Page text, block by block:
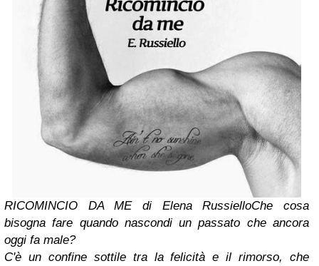
RICOMINCIO DA ME di Elena RussielloChe cosa
bisogna fare quando nascondi un passato che ancora
oggi fa male?
C'è un confine sottile tra la felicità e il rimorso, che